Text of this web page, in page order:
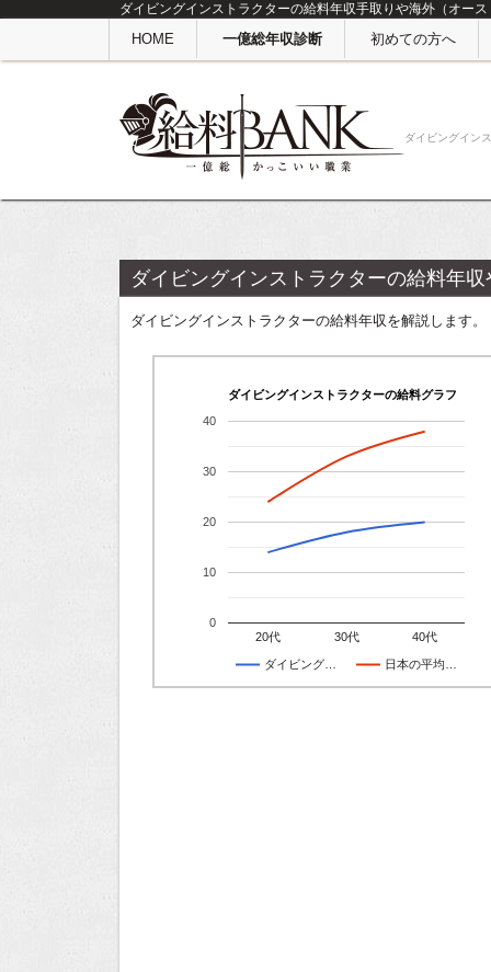
ダイビングインストラクターの給料年収手取りや海外（オー
HOME 一億総年収診断 初めての方へ
ダイビングイン
ダイビングインストラクターの給料年収
ダイビングインストラクターの給料年収を解説します。
ダイビングインストラクターの給料グラフ
ダイビング… 日本の平均…
20代 30代 40代
0
10
20
30
40